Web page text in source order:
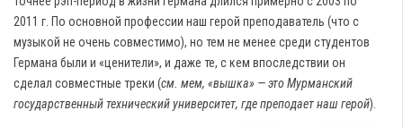
2011 г. По основной профессии наш герой преподаватель (что с
музыкой не очень совместимо), но тем не менее среди студентов
Германа были и «ценители», и даже те, с кем впоследствии он
сделал совместные треки (см. мем, «вышка» — это Мурманский
государственный технический университет, где преподает наш герой).